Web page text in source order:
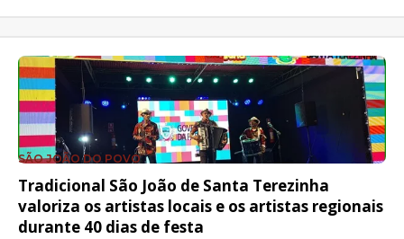
SÃO JOÃO DO POVO
Tradicional São João de Santa Terezinha
valoriza os artistas locais e os artistas regionais
durante 40 dias de festa